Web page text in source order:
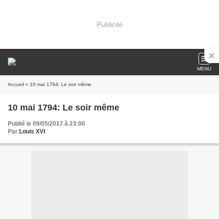
Publicité
MENU
Accueil » 10 mai 1794: Le soir même
10 mai 1794: Le soir même
Publié le 09/05/2017 à 23:00
Par Louis XVI